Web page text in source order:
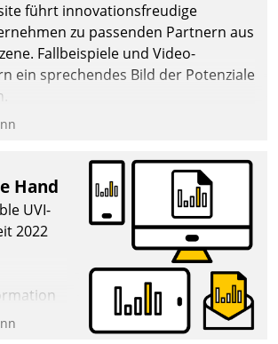
führt innovationsfreudige
zu passenden Partnern aus
Fallbeispiele und Video-
ein sprechendes Bild der Potenziale
Hand
UVI-
2022
und